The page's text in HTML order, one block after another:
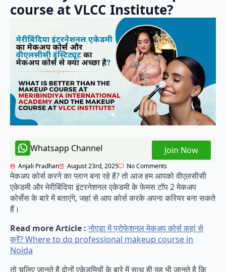
course at VLCC Institute?
Whatsapp Channel Join Now
Anjali Pradhan August 23rd, 2025 No Comments
मेकअप कोर्स करने का प्लान बना रहे है? तो आज हम आपको वीएलसीसी
एकेडमी और मेरीबिंदिया इंटरनेशनल एकेडमी के फेमस टॉप 2 मेकअप
कोर्सेस के बारे में बताएंगे, जहां से आप कोर्स करके अपना करियर बना सकते
हैं।
Read more Article : नोएडा में प्रोफेशनल मेकअप कोर्स कहां से
करें? Where to do professional makeup course in
Noida
तो चलिए जानते है दोनों एकेडमियों के बारे में साथ ही यह भी जानते है कि